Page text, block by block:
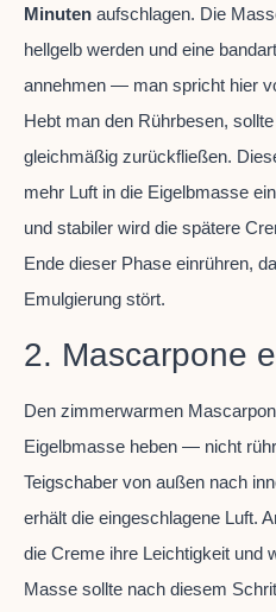
Minuten aufschlagen. Die
hellgelb werden und eine
annehmen — man spricht hier
Hebt man den Rührbesen,
gleichmäßig zurückfließen.
mehr Luft in die Eigelbmasse
und stabiler wird die spätere
Ende dieser Phase einrühren,
Emulgierung stört.
2. Mascarpone
Den zimmerwarmen
Eigelbmasse heben — nicht
Teigschaber von außen nach
erhält die eingeschlagene Luft.
die Creme ihre Leichtigkeit und
Masse sollte nach diesem